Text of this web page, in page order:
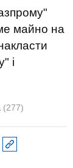
майно на
і
(277)